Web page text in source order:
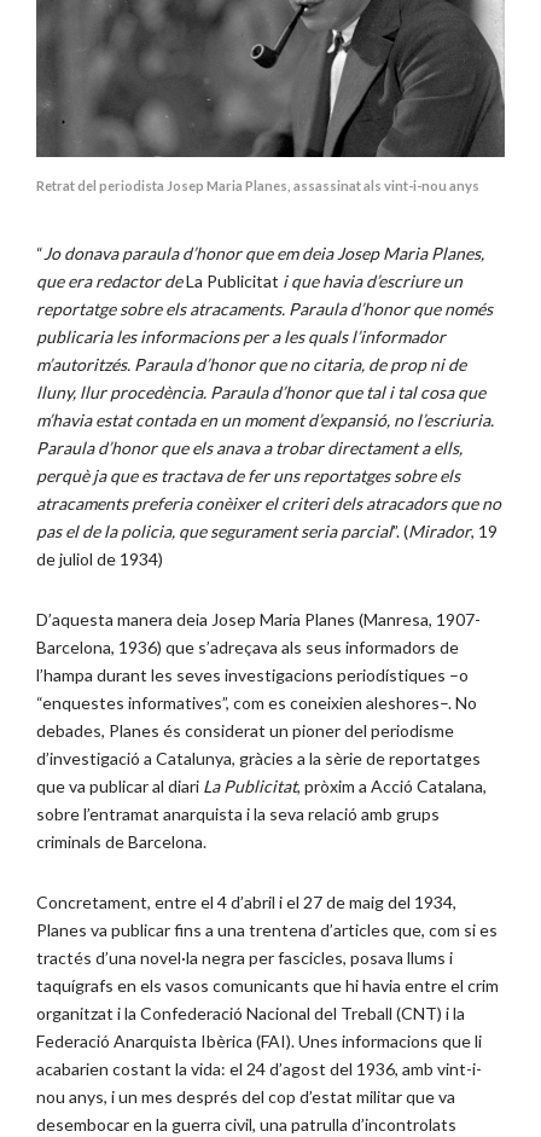
Retrat del periodista Josep Maria Planes, assassinat als vint-i-nou anys
“Jo donava paraula d’honor que em deia Josep Maria Planes,
que era redactor deLa Publicitat i que havia d’escriure un
reportatge sobre els atracaments. Paraula d’honor que només
publicaria les informacions per a les quals l’informador
m’autoritzés. Paraula d’honor que no citaria, de prop ni de
lluny, llur procedència. Paraula d’honor que tal i tal cosa que
m’havia estat contada en un moment d’expansió, no l’escriuria.
Paraula d’honor que els anava a trobar directament a ells,
perquè ja que es tractava de fer uns reportatges sobre els
atracaments preferia conèixer el criteri dels atracadors que no
pas el de la policia, que segurament seria parcial”. (Mirador, 19
de juliol de 1934)
D’aquesta manera deia Josep Maria Planes (Manresa, 1907-
Barcelona, 1936) que s’adreçava als seus informadors de
l’hampa durant les seves investigacions periodístiques –o
“enquestes informatives”, com es coneixien aleshores–. No
debades, Planes és considerat un pioner del periodisme
d’investigació a Catalunya, gràcies a la sèrie de reportatges
que va publicar al diari La Publicitat, pròxim a Acció Catalana,
sobre l’entramat anarquista i la seva relació amb grups
criminals de Barcelona.
Concretament, entre el 4 d’abril i el 27 de maig del 1934,
Planes va publicar fins a una trentena d’articles que, com si es
tractés d’una novel·la negra per fascicles, posava llums i
taquígrafs en els vasos comunicants que hi havia entre el crim
organitzat i la Confederació Nacional del Treball (CNT) i la
Federació Anarquista Ibèrica (FAI). Unes informacions que li
acabarien costant la vida: el 24 d’agost del 1936, amb vint-i-
nou anys, i un mes després del cop d’estat militar que va
desembocar en la guerra civil, una patrulla d’incontrolats